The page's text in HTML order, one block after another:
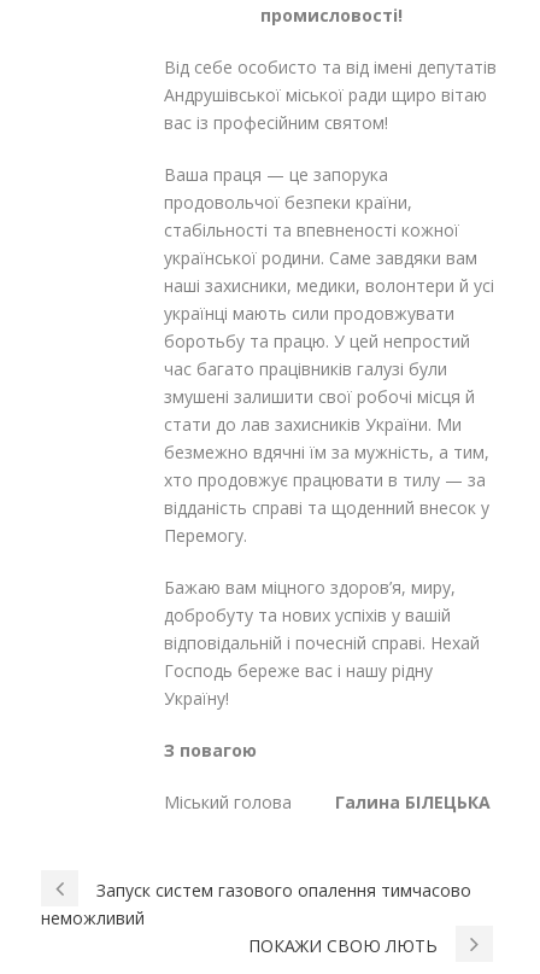
промисловості!
Від себе особисто та від імені депутатів
Андрушівської міської ради щиро вітаю
вас із професійним святом!
Ваша праця — це запорука
продовольчої безпеки країни,
стабільності та впевненості кожної
української родини. Саме завдяки вам
наші захисники, медики, волонтери й усі
українці мають сили продовжувати
боротьбу та працю. У цей непростий
час багато працівників галузі були
змушені залишити свої робочі місця й
стати до лав захисників України. Ми
безмежно вдячні їм за мужність, а тим,
хто продовжує працювати в тилу — за
відданість справі та щоденний внесок у
Перемогу.
Бажаю вам міцного здоров’я, миру,
добробуту та нових успіхів у вашій
відповідальній і почесній справі. Нехай
Господь береже вас і нашу рідну
Україну!
З повагою
Міський голова Галина БІЛЕЦЬКА
Запуск систем газового опалення тимчасово
неможливий
ПОКАЖИ СВОЮ ЛЮТЬ